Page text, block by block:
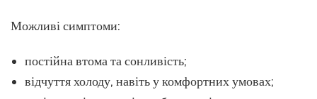
Можливі симптоми:
постійна втома та сонливість;
відчуття холоду, навіть у комфортних умовах;